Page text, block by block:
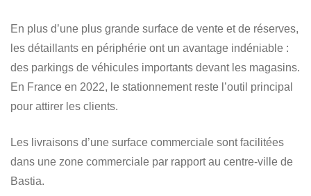
En plus d’une plus grande surface de vente et de réserves,
les détaillants en périphérie ont un avantage indéniable :
des parkings de véhicules importants devant les magasins.
En France en 2022, le stationnement reste l’outil principal
pour attirer les clients.
Les livraisons d’une surface commerciale sont facilitées
dans une zone commerciale par rapport au centre-ville de
Bastia.